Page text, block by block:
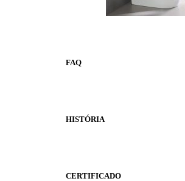
FAQ
HISTÓRIA
CERTIFICADO